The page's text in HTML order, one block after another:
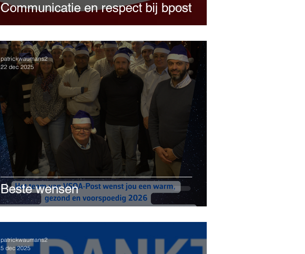
Communicatie en respect bij bpost
Beste wensen
patrickwaumans2
22 dec 2025
patrickwaumans2
5 dec 2025